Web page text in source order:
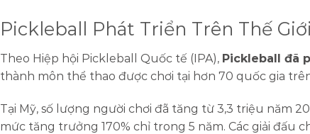
Pickleball Phát Triển Trên Thế Giới
Theo Hiệp hội Pickleball Quốc tế (IPA), Pickleball đã
thành môn thể thao được chơi tại hơn 70 quốc gia
Tại Mỹ, số lượng người chơi đã tăng từ 3,3 triệu năm
mức tăng trưởng 170% chỉ trong 5 năm. Các giải đấu